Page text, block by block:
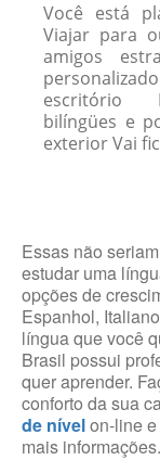
Você está
Viajar para
amigos
escritório
bilíngües e
exterior Vai
Essas não
estudar uma
opções de
Espanhol,
língua que você
Brasil possui
quer aprender.
conforto da sua
de nívelon-line
mais informações.